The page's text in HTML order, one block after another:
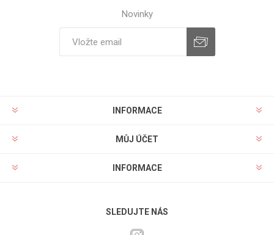
Novinky
INFORMACE
MŮJ ÚČET
INFORMACE
SLEDUJTE NÁS